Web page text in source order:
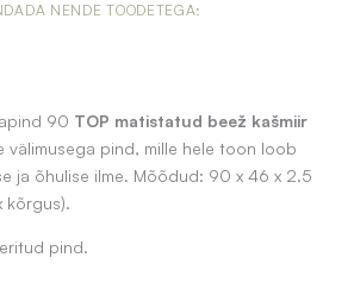
NENDE TOODETEGA:
90 TOP matistatud beež kašmiir
välimusega pind, mille hele toon loob
ja õhulise ilme. Mõõdud: 90 x 46 x 2.5
kõrgus).
pind.